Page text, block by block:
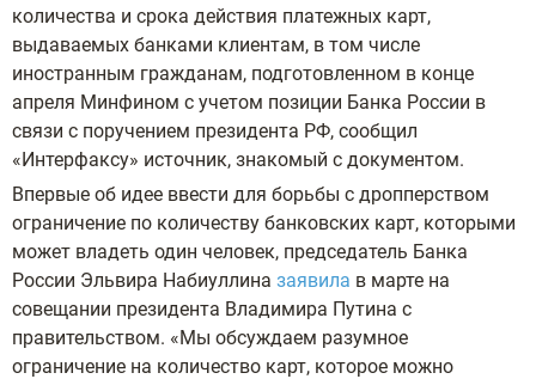
количества и срока действия платежных карт,
выдаваемых банками клиентам, в том числе
иностранным гражданам, подготовленном в конце
апреля Минфином с учетом позиции Банка России в
связи с поручением президента РФ, сообщил
«Интерфаксу» источник, знакомый с документом.
Впервые об идее ввести для борьбы с дропперством
ограничение по количеству банковских карт, которыми
может владеть один человек, председатель Банка
России Эльвира Набиуллина заявила в марте на
совещании президента Владимира Путина с
правительством. «Мы обсуждаем разумное
ограничение на количество карт, которое можно